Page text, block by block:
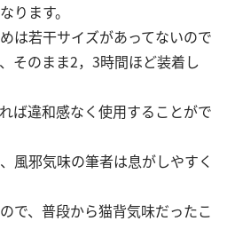
ります。
は若干サイズがあってないので
そのまま2，3時間ほど装着し
ば違和感なく使用することがで
風邪気味の筆者は息がしやすく
で、普段から猫背気味だったこ